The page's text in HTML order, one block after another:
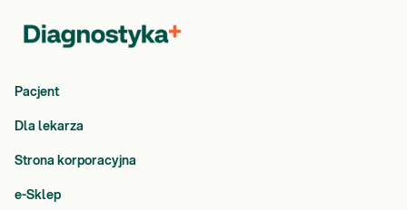
Pacjent
Dla lekarza
Strona korporacyjna
e-Sklep